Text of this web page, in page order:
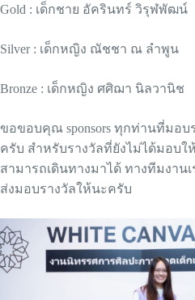
Gold : เด็กชาย อัครินทร์ วิรุฬพัฒน์
Silver : เด็กหญิง ณัชชา ณ ลำพูน
Bronze : เด็กหญิง ศศิฌา นิลวานิช
ขอขอบคุณ sponsors ทุกท่านที่มอบ
ครับ สำหรับรางวัลที่ยังไม่ได้มอบใ
สามารถเดินทางมาได้ ทางทีมงาน
ส่งมอบรางวัลให้นะครับ